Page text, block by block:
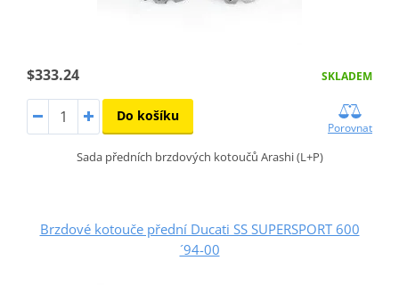
$333.24 SKLADEM
Do košíku
Porovnat
Sada předních brzdových kotoučů Arashi (L+P)
Brzdové kotouče přední Ducati SS SUPERSPORT 600
´94-00